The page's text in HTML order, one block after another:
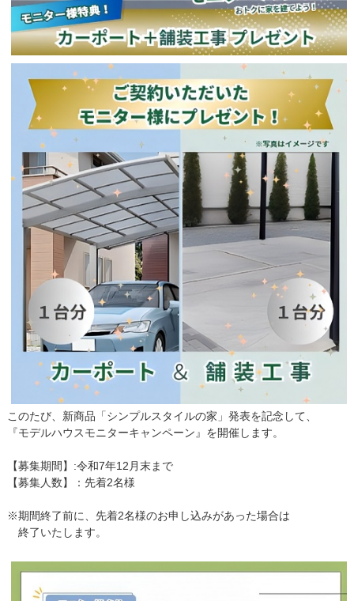
このたび、新商品「シンプルスタイルの家」発表を記念して、
『モデルハウスモニターキャンペーン』を開催します。
【募集期間】:令和7年12月末まで
【募集人数】：先着2名様
※期間終了前に、先着2名様のお申し込みがあった場合は
終了いたします。